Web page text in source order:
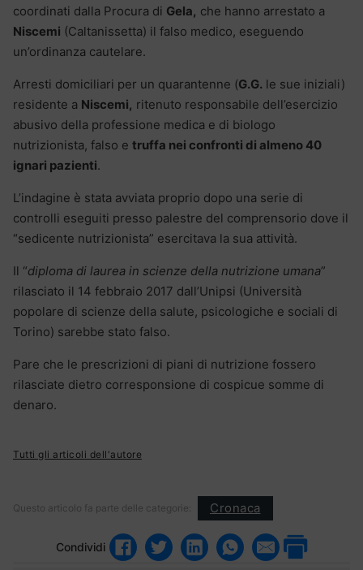
coordinati dalla Procura di Gela, che hanno arrestato a
Niscemi (Caltanissetta) il falso medico, eseguendo
un’ordinanza cautelare.
Arresti domiciliari per un quarantenne (G.G. le sue iniziali)
residente a Niscemi, ritenuto responsabile dell’esercizio
abusivo della professione medica e di biologo
nutrizionista, falso e truffa nei confronti di almeno 40
ignari pazienti.
L’indagine è stata avviata proprio dopo una serie di
controlli eseguiti presso palestre del comprensorio dove il
“sedicente nutrizionista” esercitava la sua attività.
Il “diploma di laurea in scienze della nutrizione umana”
rilasciato il 14 febbraio 2017 dall’Unipsi (Università
popolare di scienze della salute, psicologiche e sociali di
Torino) sarebbe stato falso.
Pare che le prescrizioni di piani di nutrizione fossero
rilasciate dietro corresponsione di cospicue somme di
denaro.
Tutti gli articoli dell'autore
Questo articolo fa parte delle categorie: Cronaca
Condividi